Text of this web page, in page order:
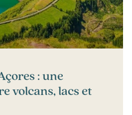
: une
volcans, lacs et